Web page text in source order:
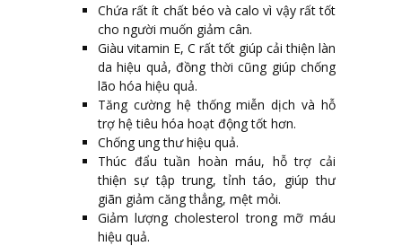
Chứa rất ít chất béo và calo vì vậy rất tốt
cho người muốn giảm cân.
Giàu vitamin E, C rất tốt giúp cải thiện làn
da hiệu quả, đồng thời cũng giúp chống
lão hóa hiệu quả.
Tăng cường hệ thống miễn dịch và hỗ
trợ hệ tiêu hóa hoạt động tốt hơn.
Chống ung thư hiệu quả.
Thúc đẩu tuần hoàn máu, hỗ trợ cải
thiện sự tập trung, tỉnh táo, giúp thư
giãn giảm căng thẳng, mệt mỏi.
Giảm lượng cholesterol trong mỡ máu
hiệu quả.